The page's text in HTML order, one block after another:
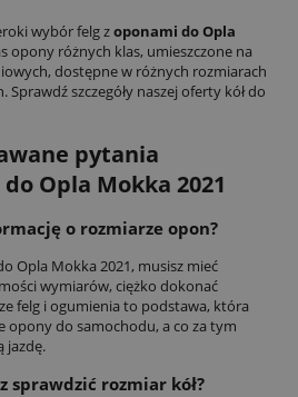
wybór felg zoponami do Opla
opony różnych klas, umieszczone na
dostępne w różnych rozmiarach
szczegóły naszej oferty kół do
pytania
Opla Mokka 2021
o rozmiarze opon?
Opla Mokka 2021, musisz mieć
wymiarów, ciężko dokonać
felg i ogumienia to podstawa, która
opony do samochodu, a co za tym
jazdę.
sprawdzić rozmiar kół?